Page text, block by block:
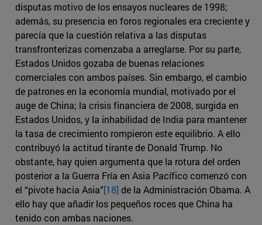
disputas motivo de los ensayos nucleares de 1998;
además, su presencia en foros regionales era creciente y
parecía que la cuestión relativa a las disputas
transfronterizas comenzaba a arreglarse. Por su parte,
Estados Unidos gozaba de buenas relaciones
comerciales con ambos países. Sin embargo, el cambio
de patrones en la economía mundial, motivado por el
auge de China; la crisis financiera de 2008, surgida en
Estados Unidos, y la inhabilidad de India para mantener
la tasa de crecimiento rompieron este equilibrio. A ello
contribuyó la actitud tirante de Donald Trump. No
obstante, hay quien argumenta que la rotura del orden
posterior a la Guerra Fría en Asia Pacífico comenzó con
el “pivote hacia Asia”[18] de la Administración Obama. A
ello hay que añadir los pequeños roces que China ha
tenido con ambas naciones.